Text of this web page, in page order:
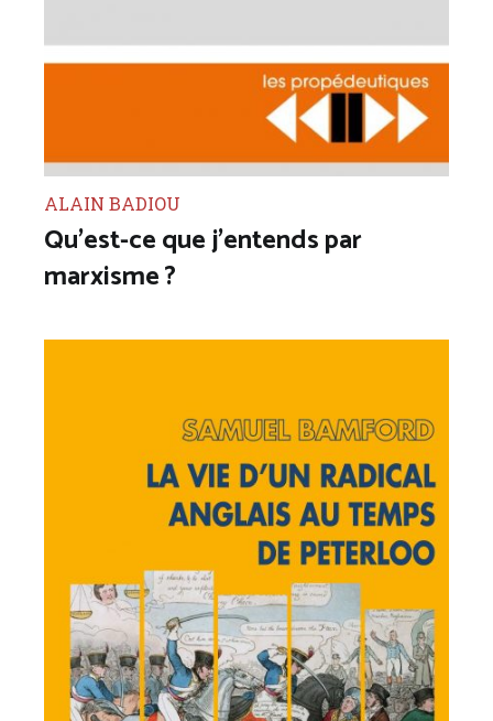
ALAIN BADIOU
Qu’est-ce que j’entends par
marxisme ?